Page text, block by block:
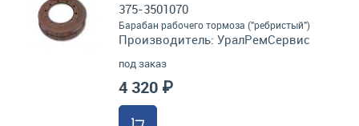
375-3501070
Барабан рабочего тормоза ("ребристый")
Производитель: УралРемСервис
под заказ
4 320 ₽